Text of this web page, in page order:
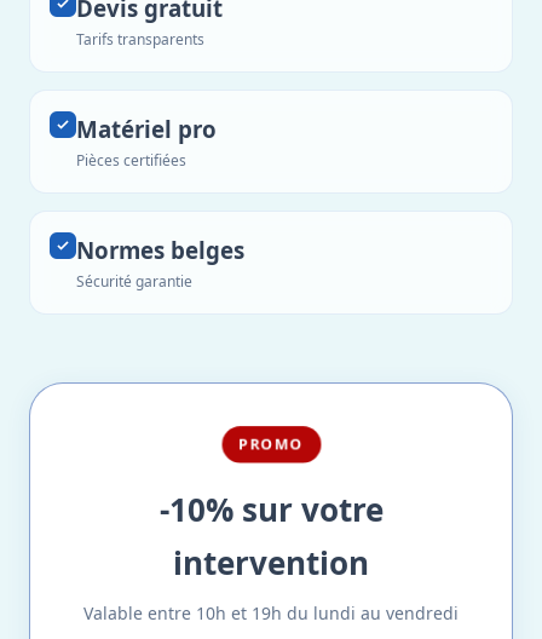
Devis gratuit
Tarifs transparents
Matériel pro
Pièces certifiées
Normes belges
Sécurité garantie
PROMO
-10% sur votre
intervention
Valable entre 10h et 19h du lundi au vendredi